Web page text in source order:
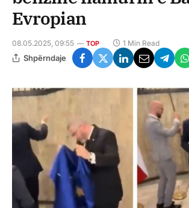
Evropian
08.05.2025, 09:55 TOP 1 Min Read
Shpërndaje